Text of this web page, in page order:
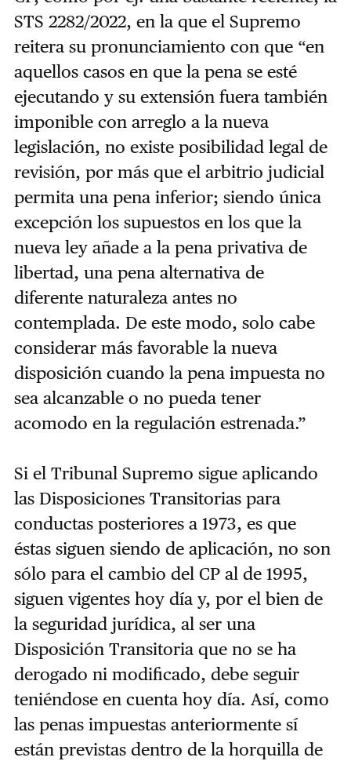
STS 2282/2022, en la que el Supremo
reitera su pronunciamiento con que “en
aquellos casos en que la pena se esté
ejecutando y su extensión fuera también
imponible con arreglo a la nueva
legislación, no existe posibilidad legal de
revisión, por más que el arbitrio judicial
permita una pena inferior; siendo única
excepción los supuestos en los que la
nueva ley añade a la pena privativa de
libertad, una pena alternativa de
diferente naturaleza antes no
contemplada. De este modo, solo cabe
considerar más favorable la nueva
disposición cuando la pena impuesta no
sea alcanzable o no pueda tener
acomodo en la regulación estrenada.”
Si el Tribunal Supremo sigue aplicando
las Disposiciones Transitorias para
conductas posteriores a 1973, es que
éstas siguen siendo de aplicación, no son
sólo para el cambio del CP al de 1995,
siguen vigentes hoy día y, por el bien de
la seguridad jurídica, al ser una
Disposición Transitoria que no se ha
derogado ni modificado, debe seguir
teniéndose en cuenta hoy día. Así, como
las penas impuestas anteriormente sí
están previstas dentro de la horquilla de